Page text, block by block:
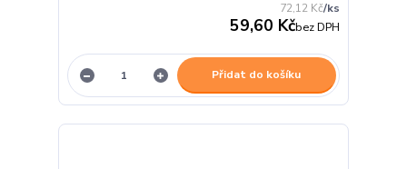
72,12 Kč/ks
59,60 Kčbez DPH
Přidat do košíku